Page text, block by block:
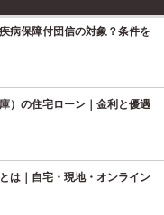
病保障付団信の対象？条件を
）の住宅ローン｜金利と優遇
は｜自宅・現地・オンライン